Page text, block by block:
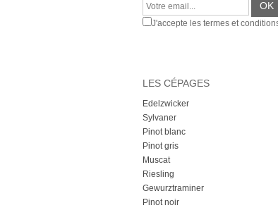
J'accepte les termes et
LES CÉPAGES
Edelzwicker
Sylvaner
Pinot blanc
Pinot gris
Muscat
Riesling
Gewurztraminer
Pinot noir